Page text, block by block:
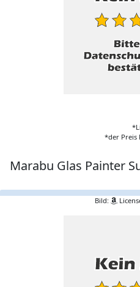
*der Preis
Marabu Glas Painter
Bild: